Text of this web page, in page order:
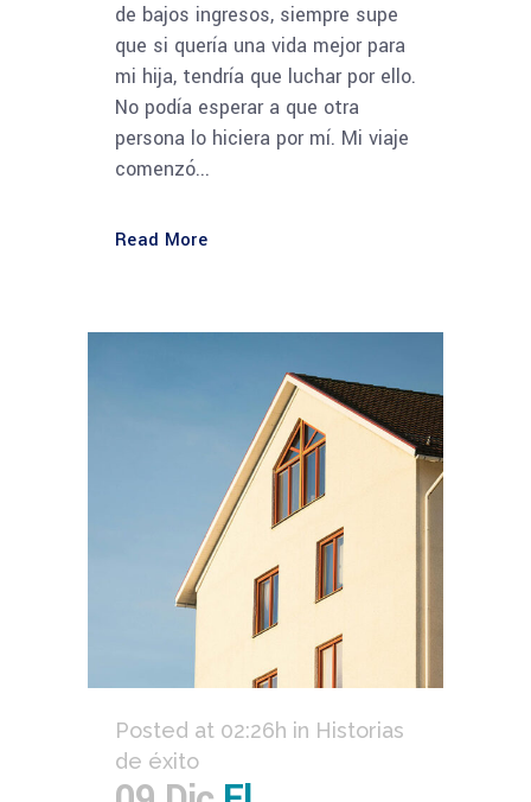
de bajos ingresos, siempre supe
que si quería una vida mejor para
mi hija, tendría que luchar por ello.
No podía esperar a que otra
persona lo hiciera por mí. Mi viaje
comenzó...
Read More
Posted at 02:26h in Historias
de éxito